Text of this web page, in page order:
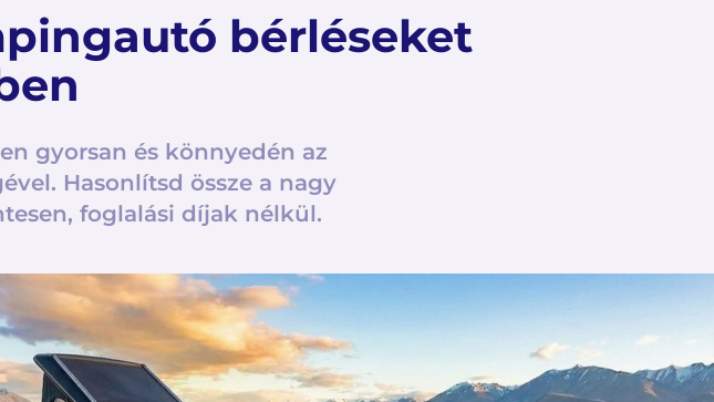
bérléseket
gyorsan és könnyedén az
Hasonlítsd össze a nagy
foglalási díjak nélkül.